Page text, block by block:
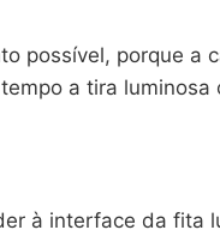
possível, porque a
a tira luminosa
à interface da fita